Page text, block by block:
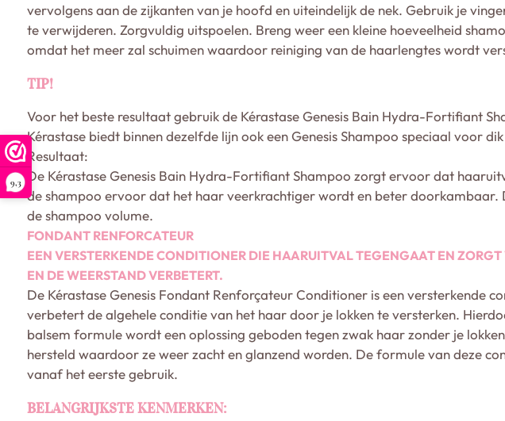
9,3
vervolgens aan de zijkanten van je hoofd en uiteindelijk de nek. Gebruik je
te verwijderen. Zorgvuldig uitspoelen. Breng weer een kleine hoeveelheid
omdat het meer zal schuimen waardoor reiniging van de haarlengtes wordt
TIP!
Voor het beste resultaat gebruik de Kérastase Genesis Bain Hydra-Fortifiant
Kérastase biedt binnen dezelfde lijn ook een Genesis Shampoo speciaal voor
Resultaat:
De Kérastase Genesis Bain Hydra-Fortifiant Shampoo zorgt ervoor dat
de shampoo ervoor dat het haar veerkrachtiger wordt en beter
de shampoo volume.
FONDANT RENFORCATEUR
EEN VERSTERKENDE CONDITIONER DIE HAARUITVAL TEGENGAAT EN
EN DE WEERSTAND VERBETERT.
De Kérastase Genesis Fondant Renforçateur Conditioner is een versterkende
verbetert de algehele conditie van het haar door je lokken te versterken.
balsem formule wordt een oplossing geboden tegen zwak haar zonder je
hersteld waardoor ze weer zacht en glanzend worden. De formule van deze
vanaf het eerste gebruik.
BELANGRIJKSTE KENMERKEN: